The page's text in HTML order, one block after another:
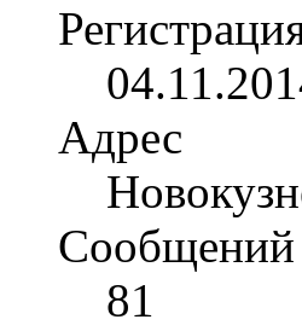
Адрес
Сообщений
81